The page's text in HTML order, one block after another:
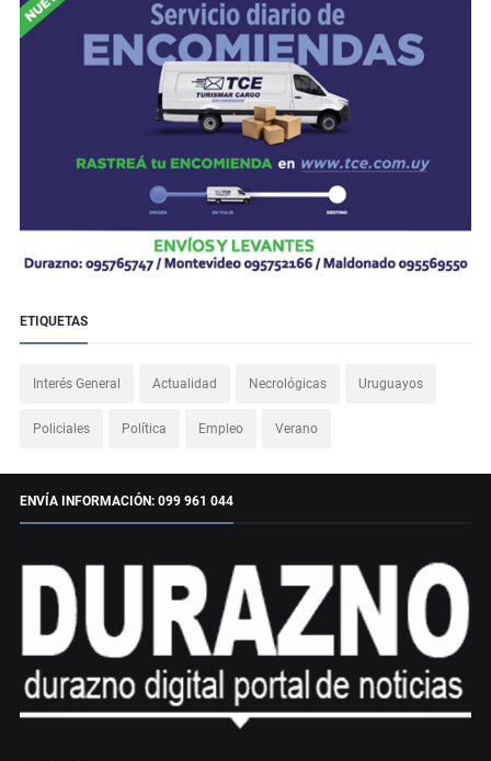
ETIQUETAS
Interés General Actualidad Necrológicas Uruguayos
Policiales Política Empleo Verano
ENVÍA INFORMACIÓN: 099 961 044